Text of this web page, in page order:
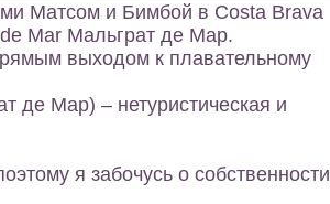
Матсом и Бимбой в Costa Brava
Mar Мальграт де Мар.
выходом к плавательному
де Мар) – нетуристическая и
я забочусь о собственности